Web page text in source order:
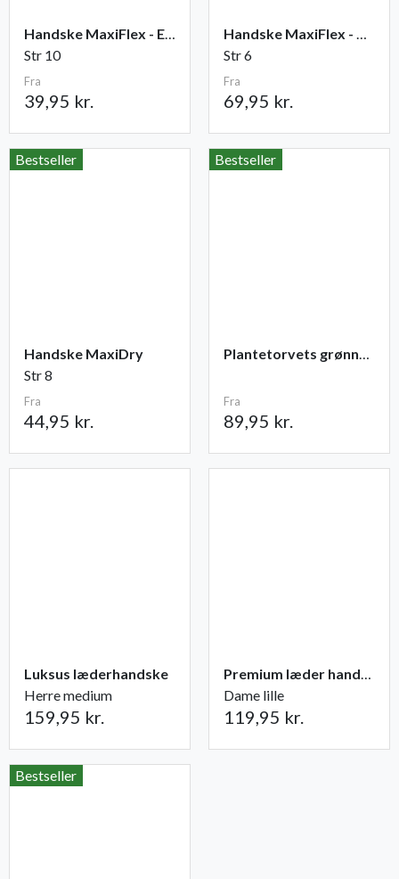
Handske MaxiFlex - Elite
Str 10
Fra
39,95 kr.
Handske MaxiFlex - Cut
Str 6
Fra
69,95 kr.
Bestseller
Handske MaxiDry
Str 8
Fra
44,95 kr.
Bestseller
Plantetorvets grønne vandingspose 75 liter
Fra
89,95 kr.
Luksus læderhandske
Herre medium
159,95 kr.
Premium læder handske Flutter
Dame lille
119,95 kr.
Bestseller